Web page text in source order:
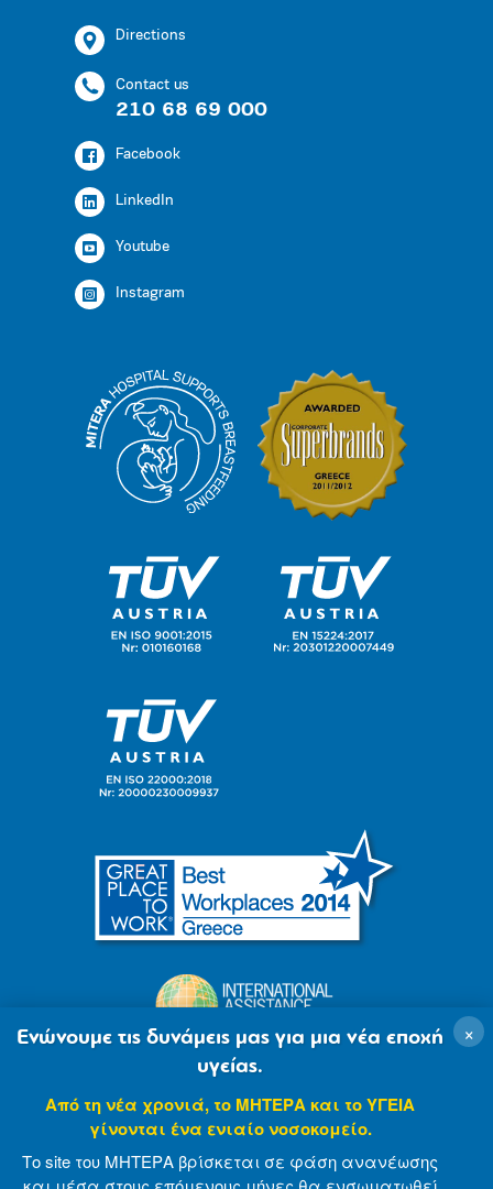
Directions
Contact us
210 68 69 000
Facebook
LinkedIn
Youtube
Instagram
×
Ενώνουμε τις δυνάμεις μας για μια νέα εποχή
υγείας.
Από τη νέα χρονιά, το ΜΗΤΕΡΑ και το ΥΓΕΙΑ
γίνονται ένα ενιαίο νοσοκομείο.
Το site του ΜΗΤΕΡΑ βρίσκεται σε φάση ανανέωσης